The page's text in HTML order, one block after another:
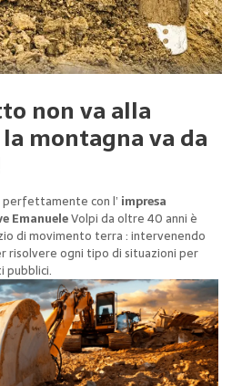
non va alla
montagna va da
con l’ impresa
EmanueleVolpi da oltre 40 anni è
di movimento terra : intervenendo
risolvere ogni tipo di situazioni per
pubblici.